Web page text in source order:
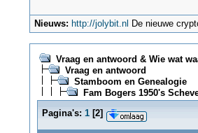
Nieuws: http://jolybit.nl De nieuwe
Vraag en antwoord & Wie wat
Vraag en antwoord
Stamboom en Genealogie
Fam Bogers 1950's
Pagina's: 1[2]